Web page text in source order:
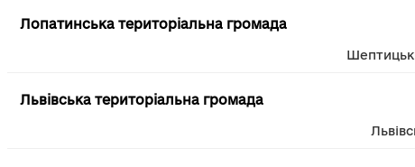
Лопатинська територіальна громада
Львівська територіальна громада